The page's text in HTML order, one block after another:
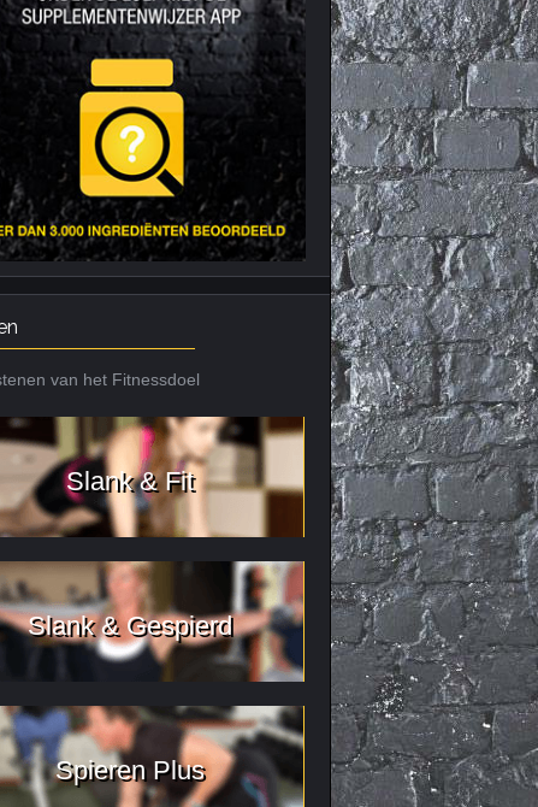
Citrus Aurantium
Tribulus Terrestris
Vitaminen en
mineralen
Weight Gainers
Nieuws archief
van het Fitnessdoel
Slank & Fit
Slank & Gespierd
Spieren Plus